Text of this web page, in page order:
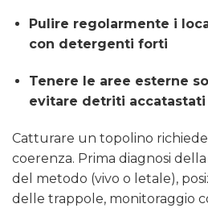
Pulire regolarmente i
con detergenti forti
Tenere le aree esterne
evitare detriti
Catturare un topolino richiede
coerenza. Prima diagnosi
del metodo (vivo o letale),
delle trappole, monitoraggio